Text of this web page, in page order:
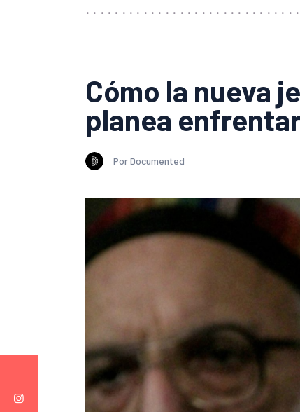
Cómo la nueva
planea
Por Documented